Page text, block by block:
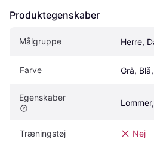
Produktegenskaber
Målgruppe Herre,
Farve Grå,
Egenskaber
Træningstøj Nej